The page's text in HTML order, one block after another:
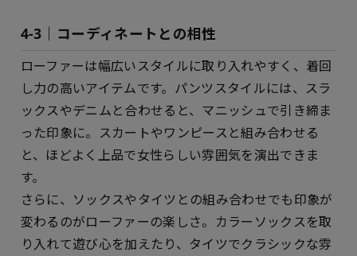
4-3｜コーディネートとの相性
ローファーは幅広いスタイルに取り入れやすく、着回
し力の高いアイテムです。パンツスタイルには、スラ
ックスやデニムと合わせると、マニッシュで引き締ま
った印象に。スカートやワンピースと組み合わせる
と、ほどよく上品で女性らしい雰囲気を演出できま
す。
さらに、ソックスやタイツとの組み合わせでも印象が
変わるのがローファーの楽しさ。カラーソックスを取
り入れて遊び心を加えたり、タイツでクラシックな雰